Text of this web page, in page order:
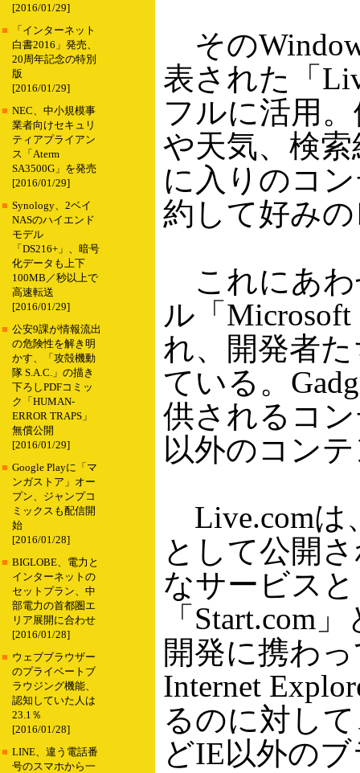
[2016/01/29]
■
「インターネット
白書2016」発売、
20周年記念の特別
版
[2016/01/29]
■ NEC、中小規模事
業者向けセキュリ
ティアプライアン
ス「Aterm
SA3500G」を発売
[2016/01/29]
■ Synology、2ベイ
NASのハイエンド
モデル
「DS216+」、暗号
化データも上下
100MB／秒以上で
高速転送
[2016/01/29]
■ 公安9課が情報流出
の危険性を解き明
かす、「攻殻機動
隊 S.A.C.」の描き
下ろしPDFコミッ
ク「HUMAN-
ERROR TRAPS」
無償公開
[2016/01/29]
■ Google Playに「マ
ンガストア」オー
プン、ジャンプコ
ミックスも配信開
始
[2016/01/28]
■ BIGLOBE、電力と
インターネットの
セットプラン、中
部電力の首都圏エ
リア展開に合わせ
[2016/01/28]
■ ウェブブラウザー
のプライベートブ
ラウジング機能、
認知していた人は
23.1％
[2016/01/28]
■ LINE、違う電話番
号のスマホから一
その
表された「
フルに活用
や天気、検
に入りのコ
約して好み
これにあわ
ル「
れ、開発者
ている。
供されるコ
以外のコン
Live.comは
として公開
なサービス
「Start.com
開発に携わ
Internet
るのに対し
どIE以外の